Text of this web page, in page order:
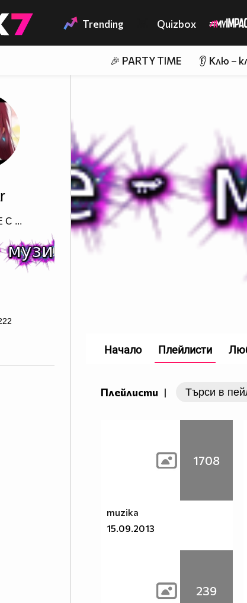
Trending Quizbox
🎉 PARTY TIME 👂 Клю –
С ...
- музика и
Плейлисти |
1708
muzika
15.09.2013
239
Начало Плейлисти